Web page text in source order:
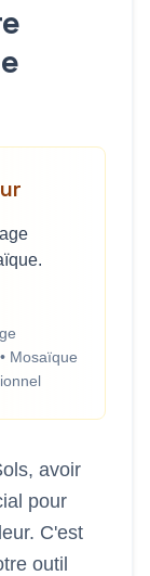
Mosaïque
, avoir
pour
. C'est
outil